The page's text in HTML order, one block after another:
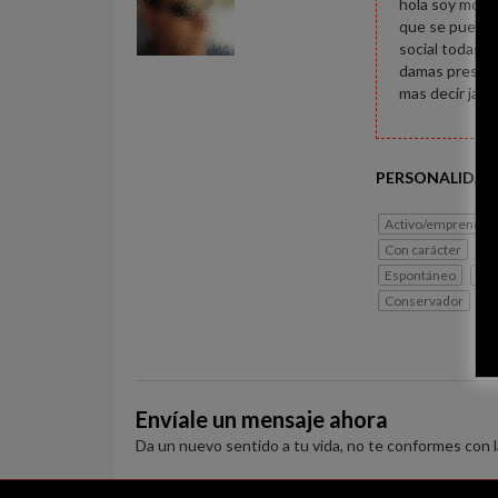
hola soy
que se
social todas
damas
mas decir
PERSONALIDAD
Activo/
Con carácter
Espontáneo
Conservador
Envíale un mensaje ahora
Da un nuevo sentido a tu vida, no te conformes con